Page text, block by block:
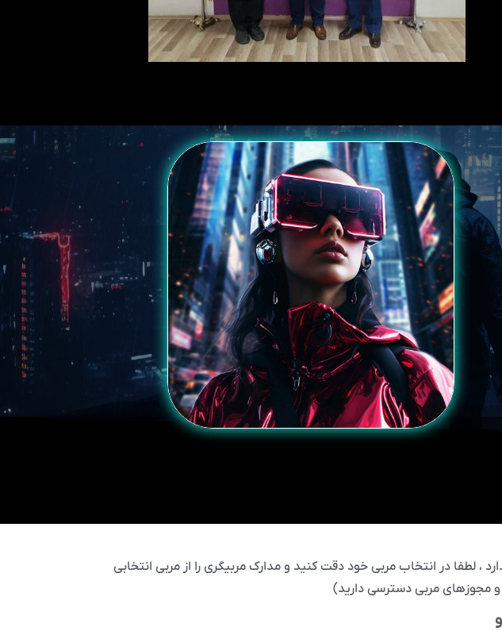
، لطفا در انتخاب مربی خود دقت کنید و مدارک مربیگری را از مربی انتخابی
مجوزهای مربی دسترسی دارید)